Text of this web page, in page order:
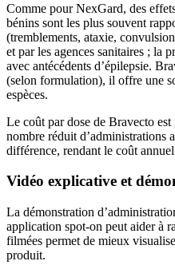
Comme pour NexGard, des
bénins sont les plus souvent
(tremblements, ataxie,
et par les agences sanitaires ; la
avec antécédents d’épilepsie.
(selon formulation), il offre une
espèces.
Le coût par dose de Bravecto
nombre réduit d’administrations
différence, rendant le coût
Vidéo explicative et
La démonstration
application spot-on peut aider à
filmées permet de mieux
produit.